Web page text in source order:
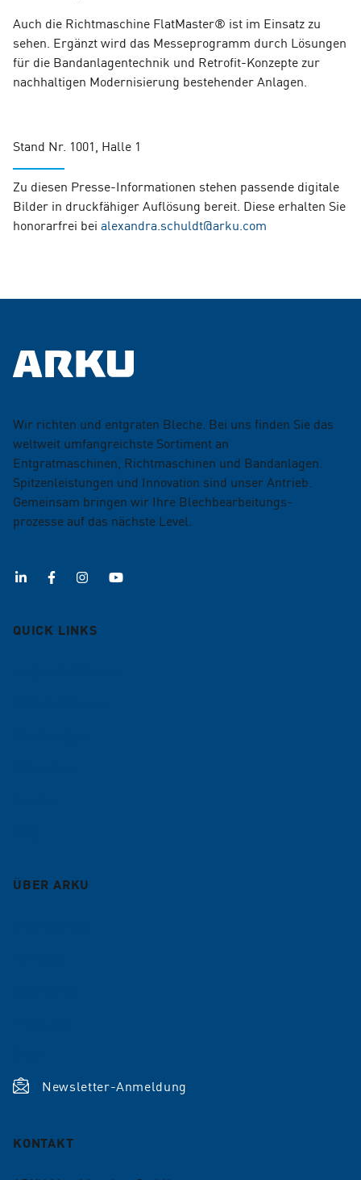
Auch die Richtmaschine FlatMaster® ist im Einsatz zu
sehen. Ergänzt wird das Messeprogramm durch Lösungen
für die Bandanlagentechnik und Retrofit-Konzepte zur
nachhaltigen Modernisierung bestehender Anlagen.
Stand Nr. 1001, Halle 1
Zu diesen Presse-Informationen stehen passende digitale
Bilder in druckfähiger Auflösung bereit. Diese erhalten Sie
honorarfrei bei alexandra.schuldt@arku.com
Wir richten und entgraten Bleche. Bei uns finden Sie das
weltweit umfangreichste Sortiment an
Entgratmaschinen, Richtmaschinen und Bandanlagen.
Spitzenleistungen und Innovation sind unser Antrieb.
Gemeinsam bringen wir Ihre Blechbearbeitungs­
prozesse auf das nächste Level.
QUICK LINKS
ÜBER ARKU
Newsletter-Anmeldung
KONTAKT